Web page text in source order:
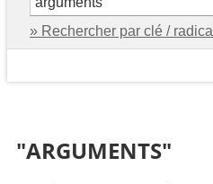
» Rechercher par clé / radical
"ARGUMENTS"